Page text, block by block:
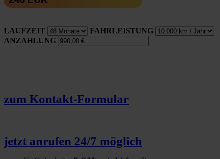
LAUFZEIT
FAHRLEISTUNG
ANZAHLUNG
zum Kon­takt-For­mu­lar
jetzt anru­fen 24/7 mög­lich